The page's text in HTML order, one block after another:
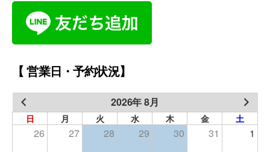
【 営業日・予約状況】
2026年 8月
日 月 火 水 木 金 土
26 27 28 29 30 31 1